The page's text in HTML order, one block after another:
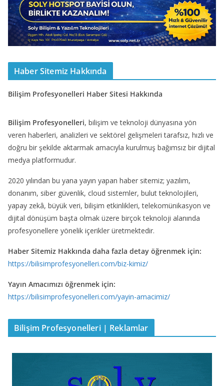
Haber Sitemiz Hakkında
Bilişim Profesyonelleri Haber Sitesi Hakkında
Bilişim Profesyonelleri, bilişim ve teknoloji dünyasına yön
veren haberleri, analizleri ve sektörel gelişmeleri tarafsız, hızlı ve
doğru bir şekilde aktarmak amacıyla kurulmuş bağımsız bir dijital
medya platformudur.
2020 yılından bu yana yayın yapan haber sitemiz; yazılım,
donanım, siber güvenlik, cloud sistemler, bulut teknolojileri,
yapay zekâ, büyük veri, bilişim etkinlikleri, telekomünikasyon ve
dijital dönüşüm başta olmak üzere birçok teknoloji alanında
profesyonellere yönelik içerikler üretmektedir.
Haber Sitemiz Hakkında daha fazla detay öğrenmek için:
https://bilisimprofesyonelleri.com/biz-kimiz/
Yayın Amacımızı öğrenmek için:
https://bilisimprofesyonelleri.com/yayin-amacimiz/
Bilişim Profesyonelleri | Reklamlar